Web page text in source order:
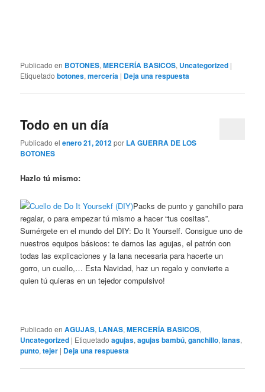
Publicado en BOTONES,MERCERÍA BASICOS, Uncategorized |
Etiquetado botones,mercería | Deja una respuesta
Todo en un día
Publicado elenero 21, 2012por LA GUERRA DE LOS
BOTONES
Hazlo tú mismo:
Packs de punto y ganchillo para
regalar, o para empezar tú mismo a hacer “tus cositas”.
Sumérgete en el mundo del DIY: Do It Yourself. Consigue uno de
nuestros equipos básicos: te damos las agujas, el patrón con
todas las explicaciones y la lana necesaria para hacerte un
gorro, un cuello,… Esta Navidad, haz un regalo y convierte a
quien tú quieras en un tejedor compulsivo!
Publicado en AGUJAS, LANAS,MERCERÍA BASICOS,
Uncategorized | Etiquetado agujas,agujas bambú,ganchillo,lanas,
punto,tejer | Deja una respuesta